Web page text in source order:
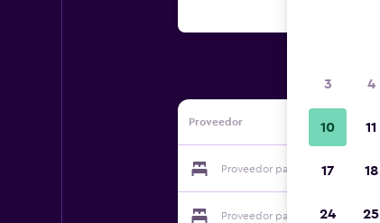
Proveedor
Proveedor para Hotel Buchberg
Proveedor para Hotel Buchberg
3 4
10 11
17 18
24 25